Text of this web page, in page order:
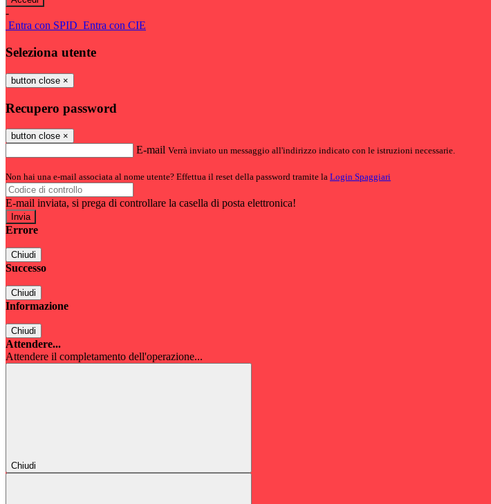
-
Entra con SPID Entra con CIE
Seleziona utente
button close ×
Recupero password
button close ×
E-mail Verrà inviato un messaggio all'indirizzo indicato con le istruzioni necessarie.
Non hai una e-mail associata al nome utente? Effettua il reset della password tramite la Login Spaggiari
E-mail inviata, si prega di controllare la casella di posta elettronica!
Errore
Chiudi
Successo
Chiudi
Informazione
Chiudi
Attendere...
Attendere il completamento dell'operazione...
Chiudi